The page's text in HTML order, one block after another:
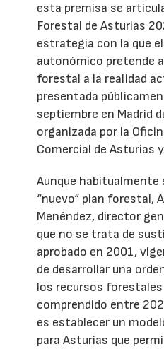
esta premisa se
Forestal de Asturias
estrategia con la que
autonómico pretende
forestal a la realidad
presentada
septiembre en Madrid
organizada por la
Comercial de Asturias
Aunque habitualmente
“nuevo“ plan forestal,
Menéndez, director
que no se trata de
aprobado en 2001,
de desarrollar una
los recursos forestales
comprendido entre
es establecer un
para Asturias que